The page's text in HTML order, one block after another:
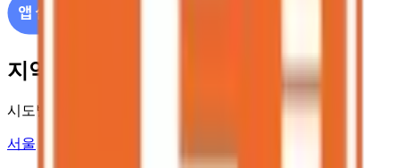
지역별 주유소 가격 정보
시도별
서울